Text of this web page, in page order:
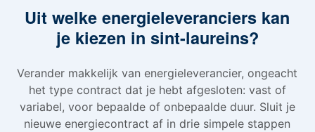
Uit welke energieleveranciers kan
je kiezen in sint-laureins?
Verander makkelijk van energieleverancier, ongeacht
het type contract dat je hebt afgesloten: vast of
variabel, voor bepaalde of onbepaalde duur. Sluit je
nieuwe energiecontract af in drie simpele stappen